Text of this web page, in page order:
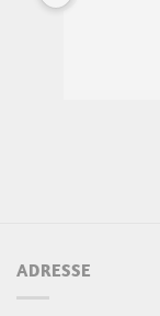
ADRESSE